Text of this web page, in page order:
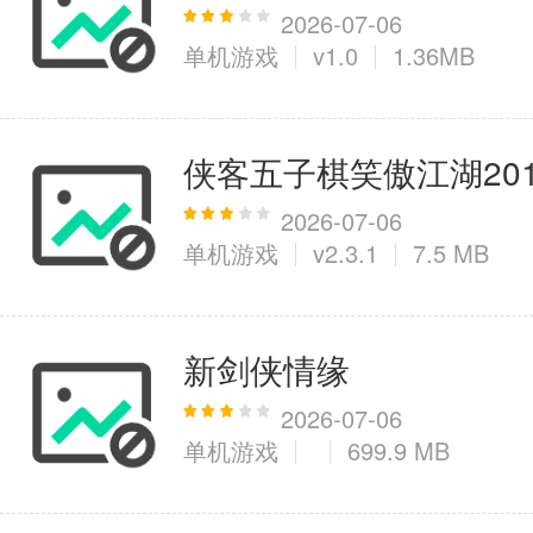
医疗健康
6千+款应用
图像拍照
9百+款应用
2026-07-06
单机游戏
v1.0 1.36MB
侠客五子棋笑傲江湖
2026-07-06
单机游戏
v2.3.1 7.5 MB
新剑侠情缘
2026-07-06
单机游戏
699.9 MB